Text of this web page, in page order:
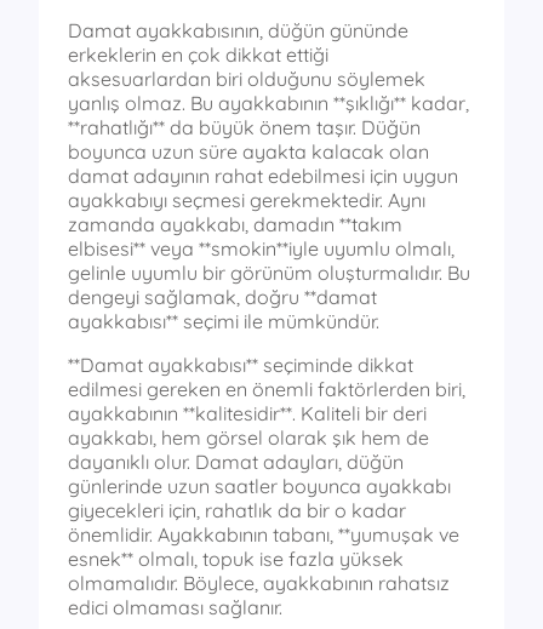
Damat ayakkabısının, düğün gününde
erkeklerin en çok dikkat ettiği
aksesuarlardan biri olduğunu söylemek
yanlış olmaz. Bu ayakkabının **şıklığı** kadar,
**rahatlığı** da büyük önem taşır. Düğün
boyunca uzun süre ayakta kalacak olan
damat adayının rahat edebilmesi için uygun
ayakkabıyı seçmesi gerekmektedir. Aynı
zamanda ayakkabı, damadın **takım
elbisesi** veya **smokin**iyle uyumlu olmalı,
gelinle uyumlu bir görünüm oluşturmalıdır. Bu
dengeyi sağlamak, doğru **damat
ayakkabısı** seçimi ile mümkündür.
**Damat ayakkabısı** seçiminde dikkat
edilmesi gereken en önemli faktörlerden biri,
ayakkabının **kalitesidir**. Kaliteli bir deri
ayakkabı, hem görsel olarak şık hem de
dayanıklı olur. Damat adayları, düğün
günlerinde uzun saatler boyunca ayakkabı
giyecekleri için, rahatlık da bir o kadar
önemlidir. Ayakkabının tabanı, **yumuşak ve
esnek** olmalı, topuk ise fazla yüksek
olmamalıdır. Böylece, ayakkabının rahatsız
edici olmaması sağlanır.